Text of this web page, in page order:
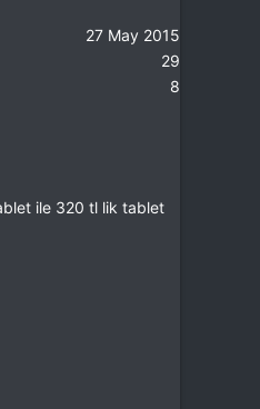
27 May 2015
29
8
ile 320 tl lik tablet